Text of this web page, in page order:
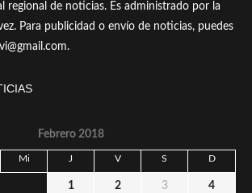
regional de noticias. Es administrado por la
Para publicidad o envío de noticias, puedes
Febrero 2018
Mi J V S D
1 2 3 4